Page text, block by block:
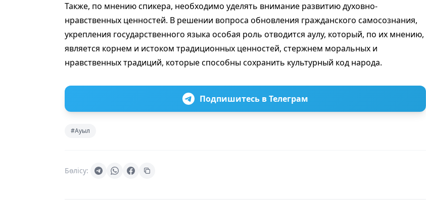
Также, по мнению спикера, необходимо уделять внимание развитию духовно-
нравственных ценностей. В решении вопроса обновления гражданского самосознания,
укрепления государственного языка особая роль отводится аулу, который, по их мнению,
является корнем и истоком традиционных ценностей, стержнем моральных и
нравственных традиций, которые способны сохранить культурный код народа.
Подпишитесь в Телеграм
#Ауыл
Бөлісу: